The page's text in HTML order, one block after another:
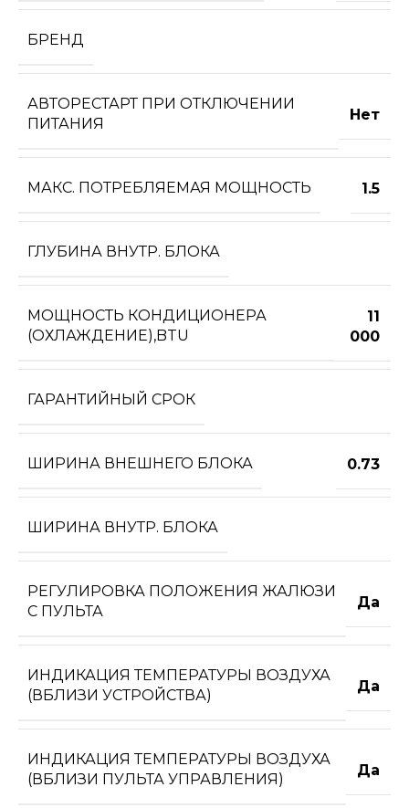
БРЕНД
АВТОРЕСТАРТ ПРИ ОТКЛЮЧЕНИИ
ПИТАНИЯ
Нет
МАКС. ПОТРЕБЛЯЕМАЯ МОЩНОСТЬ 1.5
ГЛУБИНА ВНУТР. БЛОКА
МОЩНОСТЬ КОНДИЦИОНЕРА
(ОХЛАЖДЕНИЕ),BTU
11
000
ГАРАНТИЙНЫЙ СРОК
ШИРИНА ВНЕШНЕГО БЛОКА 0.73
ШИРИНА ВНУТР. БЛОКА
РЕГУЛИРОВКА ПОЛОЖЕНИЯ ЖАЛЮЗИ
С ПУЛЬТА
Да
ИНДИКАЦИЯ ТЕМПЕРАТУРЫ ВОЗДУХА
(ВБЛИЗИ УСТРОЙСТВА)
Да
ИНДИКАЦИЯ ТЕМПЕРАТУРЫ ВОЗДУХА
(ВБЛИЗИ ПУЛЬТА УПРАВЛЕНИЯ)
Да